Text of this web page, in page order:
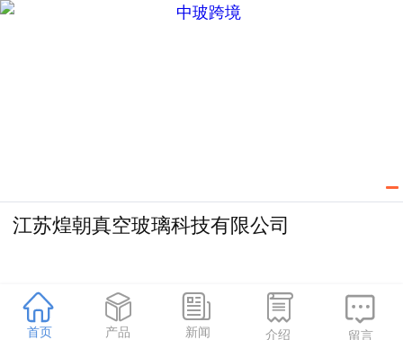
江苏煌朝真空玻璃科技有限公司

首页

产品

新闻

介绍

留言